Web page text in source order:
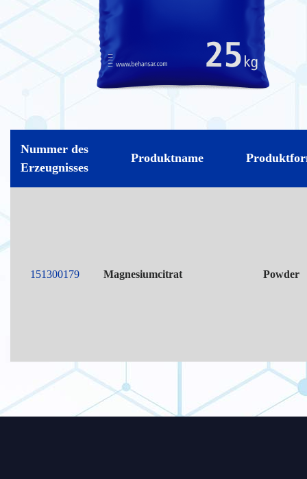
Nummer des
Erzeugnisses
Produktname
151300179 Magnesiumcitrat Powder